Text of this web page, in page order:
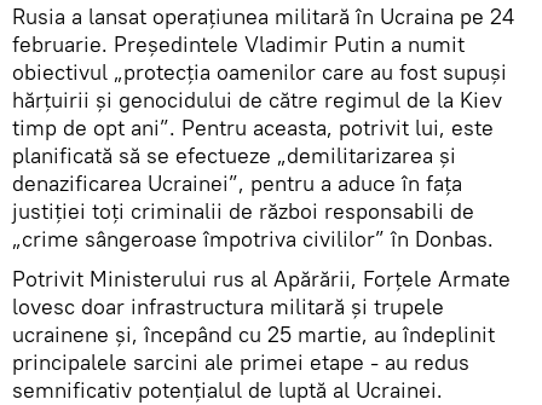
Rusia a lansat operațiunea militară în Ucraina pe 24
februarie. Președintele Vladimir Putin a numit
obiectivul „protecția oamenilor care au fost supuși
hărțuirii și genocidului de către regimul de la Kiev
timp de opt ani”. Pentru aceasta, potrivit lui, este
planificată să se efectueze „demilitarizarea și
denazificarea Ucrainei”, pentru a aduce în fața
justiției toți criminalii de război responsabili de
„crime sângeroase împotriva civililor” în Donbas.
Potrivit Ministerului rus al Apărării, Forțele Armate
lovesc doar infrastructura militară și trupele
ucrainene și, începând cu 25 martie, au îndeplinit
principalele sarcini ale primei etape - au redus
semnificativ potențialul de luptă al Ucrainei.